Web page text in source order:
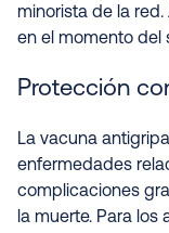
minorista de la
en el momento del
Protección
La vacuna
enfermedades
complicaciones
la muerte. Para